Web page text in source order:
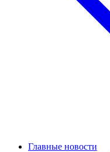
Главные новости